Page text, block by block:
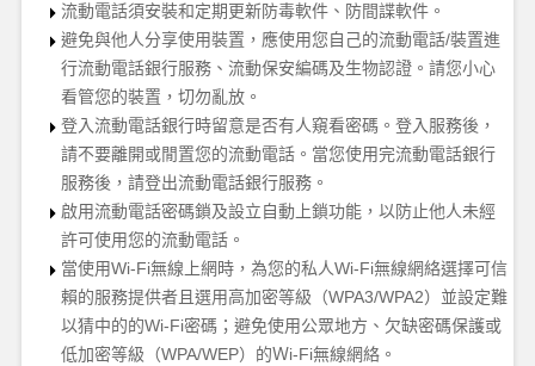
流動電話須安裝和定期更新防毒軟件、 防間諜軟件。
避免與他人分享使用裝置，應使用您自己的流動電話/裝置進
行流動電話銀行服務、流動保安編碼及生物認證。請您小心
看管您的裝置，切勿亂放。
登入流動電話銀行時留意是否有人窺看密碼。登入服務後，
請不要離開或閒置您的流動電話。當您使用完流動電話銀行
服務後，請登出流動電話銀行服務。
啟用流動電話密碼鎖及設立自動上鎖功能，以防止他人未經
許可使用您的流動電話。
當使用Wi-Fi無線上網時， 為您的私人Wi-Fi無線網絡選擇可信
賴的服務提供者且選用高加密等級（WPA3/WPA2）並設定難
以猜中的的Wi-Fi密碼；避免使用公眾地方 、 欠缺密碼保護或
低加密等級（WPA/WEP） 的Ｗi-Fi無線網絡。